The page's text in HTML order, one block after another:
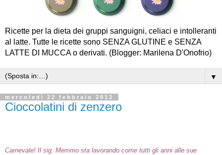
Ricette per la dieta dei gruppi sanguigni, celiaci e intolleranti
al latte. Tutte le ricette sono SENZA GLUTINE e SENZA
LATTE DI MUCCA o derivati. (Blogger: Marilena D'Onofrio)
▼
mercoledì 22 febbraio 2012
Cioccolatini di zenzero
Carnevale! Il sig. Memmo sta lavorando come tutti gli anni alle sue